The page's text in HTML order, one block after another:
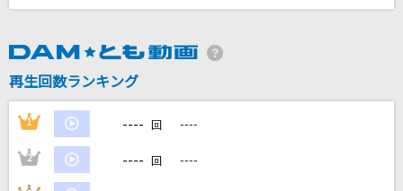
セレナーデ
[生音]冬と春
back number
再生回数ランキング
1 ---- 回 ----
2 ---- 回 ----